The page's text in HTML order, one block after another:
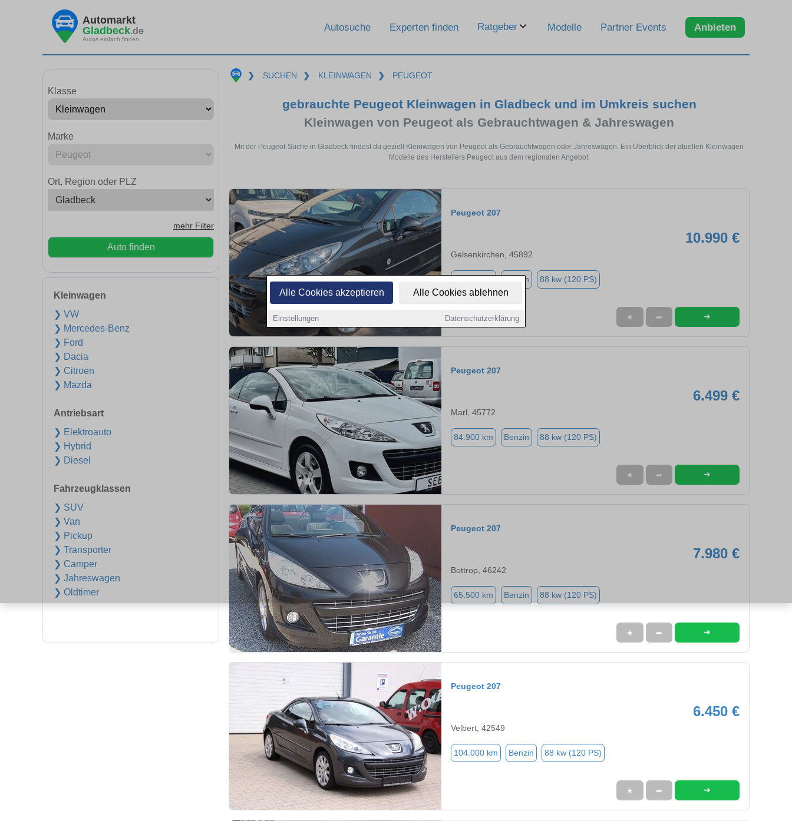
Alle Cookies akzeptieren Alle Cookies ablehnen
Einstellungen Datenschutzerklärung
Automarkt
Gladbeck.de
Autos einfach finden
Autosuche Experten finden Ratgeber Modelle Partner Events Anbieten
Klasse
Marke
Ort, Region oder PLZ
mehr Filter
Auto finden
Kleinwagen
❯ VW
❯ Mercedes-Benz
❯ Ford
❯ Dacia
❯ Citroen
❯ Mazda
Antriebsart
❯ Elektroauto
❯ Hybrid
❯ Diesel
Fahrzeugklassen
❯ SUV
❯ Van
❯ Pickup
❯ Transporter
❯ Camper
❯ Jahreswagen
❯ Oldtimer
❯ SUCHEN ❯ KLEINWAGEN ❯ PEUGEOT
gebrauchte Peugeot Kleinwagen in Gladbeck und im Umkreis suchen
Kleinwagen von Peugeot als Gebrauchtwagen & Jahreswagen
Mit der Peugeot-Suche in Gladbeck findest du gezielt Kleinwagen von Peugeot als Gebrauchtwagen oder Jahreswagen. Ein Überblick der atuellen Kleinwagen
Modelle des Herstellers Peugeot aus dem regionalen Angebot.
Peugeot 207
10.990 €
Gelsenkirchen, 45892
Benzin 88 kw (120 PS)
★ ➦ ➜
Peugeot 207
6.499 €
Marl, 45772
84.900 km Benzin 88 kw (120 PS)
★ ➦ ➜
Peugeot 207
7.980 €
Bottrop, 46242
65.500 km Benzin 88 kw (120 PS)
★ ➦ ➜
Peugeot 207
6.450 €
Velbert, 42549
104.000 km Benzin 88 kw (120 PS)
★ ➦ ➜